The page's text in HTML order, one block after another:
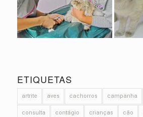
ETIQUETAS
artrite aves cachorros campanha
consulta contágio crianças cão